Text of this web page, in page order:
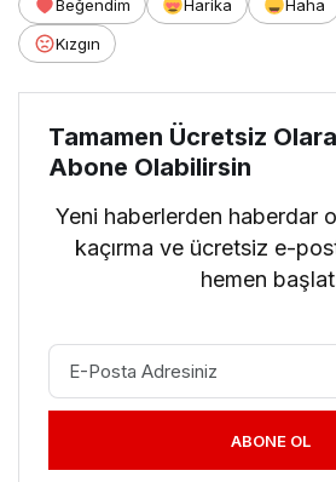
Beğendim Harika Haha
Kızgın
Tamamen Ücretsiz
Abone Olabilirsin
Yeni haberlerden haberdar
kaçırma ve ücretsiz e-
hemen
ABONE OL